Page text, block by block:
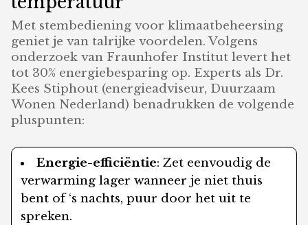
Met stembediening voor klimaatbeheersing
geniet je van talrijke voordelen. Volgens
onderzoek van Fraunhofer Institut levert het
tot 30% energiebesparing op. Experts als Dr.
Kees Stiphout (energieadviseur, Duurzaam
Wonen Nederland) benadrukken de volgende
pluspunten:
Energie-efficiëntie: Zet eenvoudig de
verwarming lager wanneer je niet thuis
bent of ‘s nachts, puur door het uit te
spreken.